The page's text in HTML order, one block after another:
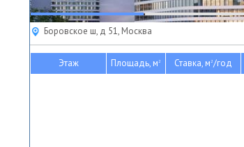
Боровское ш, д 51, Москва
Этаж Площадь, м2 Ставка, м2/год